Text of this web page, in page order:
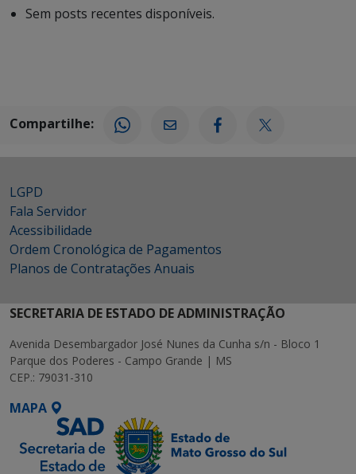
Sem posts recentes disponíveis.
Compartilhe:
LGPD
Fala Servidor
Acessibilidade
Ordem Cronológica de Pagamentos
Planos de Contratações Anuais
SECRETARIA DE ESTADO DE ADMINISTRAÇÃO
Avenida Desembargador José Nunes da Cunha s/n - Bloco 1
Parque dos Poderes - Campo Grande | MS
CEP.: 79031-310
MAPA